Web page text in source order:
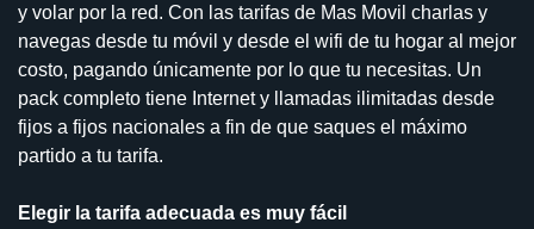
y volar por la red. Con las tarifas de Mas Movil charlas y
navegas desde tu móvil y desde el wifi de tu hogar al mejor
costo, pagando únicamente por lo que tu necesitas. Un
pack completo tiene Internet y llamadas ilimitadas desde
fijos a fijos nacionales a fin de que saques el máximo
partido a tu tarifa.
Elegir la tarifa adecuada es muy fácil